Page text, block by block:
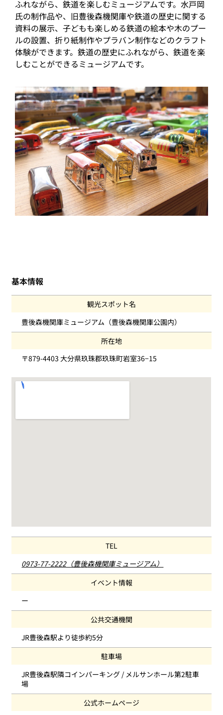
ふれながら、鉄道を楽しむミュージアムです。水戸岡
氏の制作品や、旧豊後森機関庫や鉄道の歴史に関する
資料の展示、子どもも楽しめる鉄道の絵本や木のプー
ルの設置、折り紙制作やプラバン制作などのクラフト
体験ができます。鉄道の歴史にふれながら、鉄道を楽
しむことができるミュージアムです。
基本情報
観光スポット名
豊後森機関庫ミュージアム（豊後森機関庫公園内）
所在地
〒879-4403 大分県玖珠郡玖珠町岩室36−15
TEL
0973-77-2222（豊後森機関庫ミュージアム）
イベント情報
ー
公共交通機関
JR豊後森駅より徒歩約5分
駐車場
JR豊後森駅隣コインパーキング / メルサンホール第2駐車
場
公式ホームページ